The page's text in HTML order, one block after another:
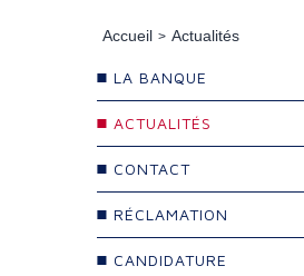
Accueil Actualités
LA BANQUE
ACTUALITÉS
CONTACT
RÉCLAMATION
CANDIDATURE